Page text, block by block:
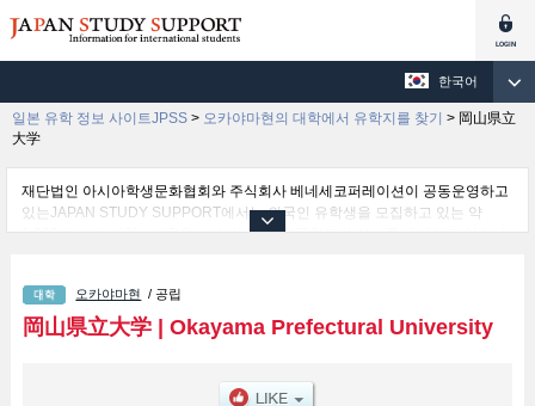
한국어
일본 유학 정보 사이트JPSS > 오카야마현의 대학에서 유학지를 찾기 > 岡山県立
大学
재단법인 아시아학생문화협회와 주식회사 베네세코퍼레이션이 공동운영하고
있는JAPAN STUDY SUPPORT에서는 외국인 유학생을 모집하고 있는 약
1,300여 개의 대학・대학원・단기대학・전문학교의 정보를 게재하고 있습니
Welfare Science 학부및Computer Science and Systems Engineering 학부및
Design 학부 등의 학부별 정보, 모집정원과 합격자수 등의 입시정보, 시설안내,
교통정보 등 외국인 유학생에게 유익하고 필요한 정보를 게재하고 있으므로 많
오카야마현 / 공립
岡山県立大学| Okayama Prefectural University